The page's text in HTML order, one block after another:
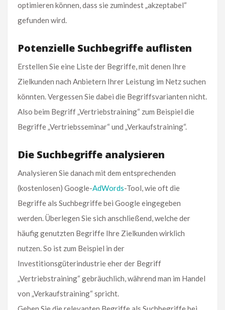
optimieren können, dass sie zumindest „akzeptabel“
gefunden wird.
Potenzielle Suchbegriffe auflisten
Erstellen Sie eine Liste der Begriffe, mit denen Ihre
Zielkunden nach Anbietern Ihrer Leistung im Netz suchen
könnten. Vergessen Sie dabei die Begriffsvarianten nicht.
Also beim Begriff „Vertriebstraining“ zum Beispiel die
Begriffe „Vertriebsseminar“ und „Verkaufstraining“.
Die Suchbegriffe analysieren
Analysieren Sie danach mit dem entsprechenden
(kostenlosen) Google-AdWords-Tool, wie oft die
Begriffe als Suchbegriffe bei Google eingegeben
werden. Überlegen Sie sich anschließend, welche der
häufig genutzten Begriffe Ihre Zielkunden wirklich
nutzen. So ist zum Beispiel in der
Investitionsgüterindustrie eher der Begriff
„Vertriebstraining“ gebräuchlich, während man im Handel
von „Verkaufstraining“ spricht.